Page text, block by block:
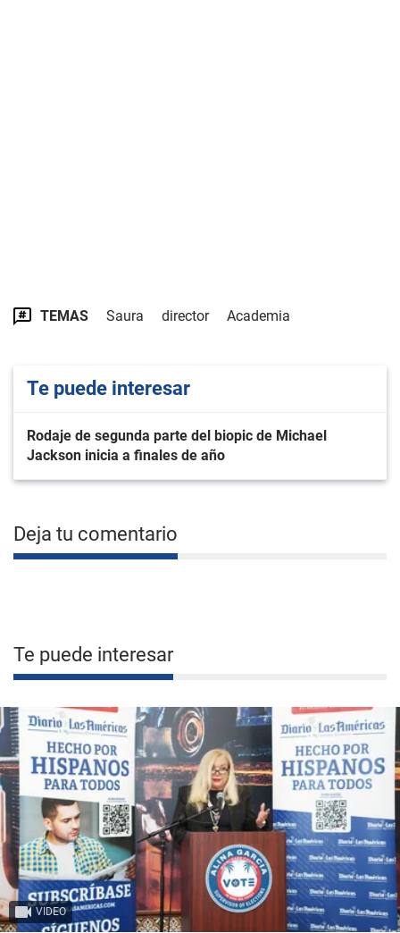
TEMAS Saura director Academia
Te puede interesar
Rodaje de segunda parte del biopic de Michael
Jackson inicia a finales de año
Deja tu comentario
Te puede interesar
VIDEO